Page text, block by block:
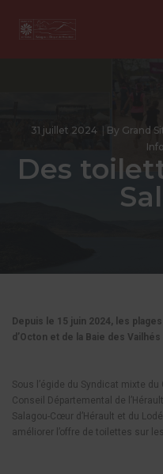
31 juillet 2024 By Grand
Des
Depuis le 15 juin 2024, les
d’Octon et de la Baie des
Sous l’égide du Syndicat mixte
Conseil Départemental de
Salagou-Cœur d’Hérault et du
améliorer l’offre de toilettes sur